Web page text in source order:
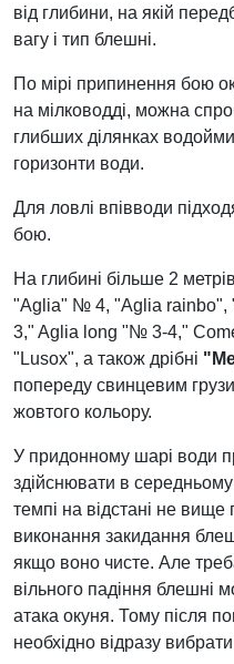
від глибини, на якій
вагу і тип блешні.
По мірі припинення бою
на мілководді, можна
глибших ділянках
горизонти води.
Для ловлі впівводи
бою.
На глибині більше 2
"Aglia" № 4, "Aglia
3," Aglia long "№ 3-4,"
"Lusox", а також дрібні
попереду свинцевим
жовтого кольору.
У придонному шарі води
здійснювати в
темпі на відстані не вище
виконання закидання
якщо воно чисте. Але
вільного падіння блешні
атака окуня. Тому після
необхідно відразу